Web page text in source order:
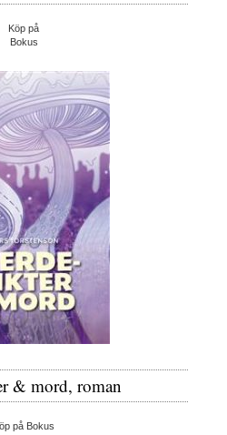
Köp på
Bokus
& mord, roman
på Bokus